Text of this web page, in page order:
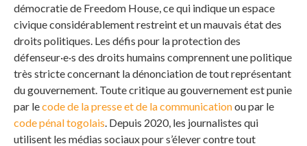
démocratie de Freedom House, ce qui indique un espace
civique considérablement restreint et un mauvais état des
droits politiques. Les défis pour la protection des
défenseur·e·s des droits humains comprennent une politique
très stricte concernant la dénonciation de tout représentant
du gouvernement. Toute critique au gouvernement est punie
par lecode de la presse et de la communicationou par le
code pénal togolais. Depuis 2020, les journalistes qui
utilisent les médias sociaux pour s’élever contre tout